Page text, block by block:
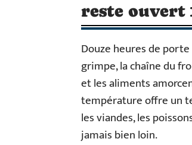
reste ouvert
Douze heures de
grimpe, la chaîne du
et les aliments
température offre un
les viandes, les
jamais bien loin.